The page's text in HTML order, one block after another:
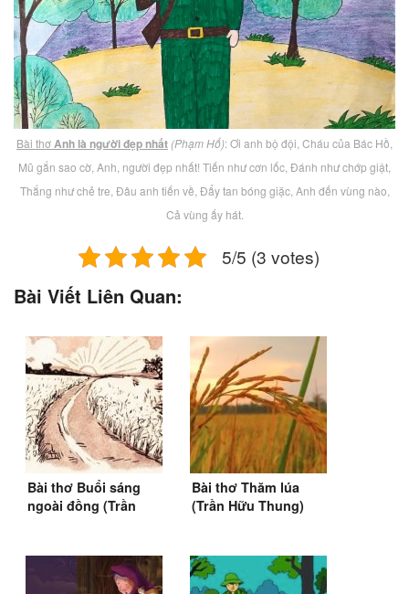
Bài thơAnh là người đẹp nhất (Phạm Hổ): Ơi anh bộ đội, Cháu của Bác Hồ,
Mũ gắn sao cờ, Anh, người đẹp nhất! Tiến như cơn lốc, Đánh như chớp giật,
Thắng như chẻ tre, Đâu anh tiến về, Đẩy tan bóng giặc, Anh đến vùng nào,
Cả vùng ấy hát.
5/5 (3 votes)
Bài Viết Liên Quan:
Bài thơ Buổi sáng
ngoài đồng (Trần
Bài thơ Thăm lúa
(Trần Hữu Thung)